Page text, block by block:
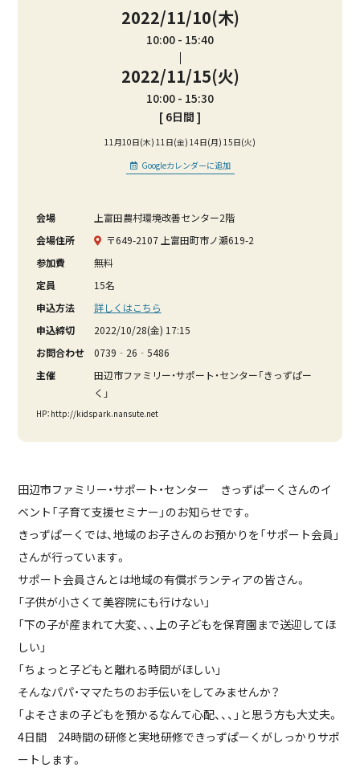
2022/11/10(木)
10:00 15:40
2022/11/15(火)
10:00
15:30
[ 6日間 ]
11月10日(木) 11日(金) 14日(月) 15日(火)
Googleカレンダーに追加
会場
上富田農村環境改善センター2階
会場住所
〒649-2107 上富田町市ノ瀬619-2
参加費
無料
定員
15名
申込方法
詳しくはこちら
申込締切
2022/10/28(金) 17:15
お問合わせ
0739‐26‐5486
主催
田辺市ファミリー・サポート・センター「きっずぱー
く」
HP：http://kidspark.nansute.net
田辺市ファミリー・サポート・センター きっずぱーくさんのイ
ベント「子育て支援セミナー」のお知らせです。
きっずぱーくでは、地域のお子さんのお預かりを「サポート会員」
さんが行っています。
サポート会員さんとは地域の有償ボランティアの皆さん。
「子供が小さくて美容院にも行けない」
「下の子が産まれて大変、、、上の子どもを保育園まで送迎してほ
しい」
「ちょっと子どもと離れる時間がほしい」
そんなパパ・ママたちのお手伝いをしてみませんか？
「よそさまの子どもを預かるなんて心配、、、」と思う方も大丈夫。
4日間 24時間の研修と実地研修できっずぱーくがしっかりサポ
ートします。